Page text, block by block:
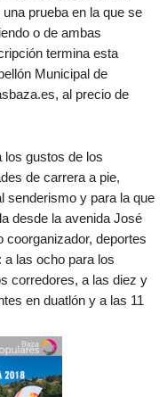
prueba en la que se
o de ambas
termina esta
Municipal de
al precio de
los gustos de los
de carrera a pie,
senderismo y para la que
desde la avenida José
coorganizador, deportes
las ocho para los
corredores, a las diez y
en duatlón y a las 11